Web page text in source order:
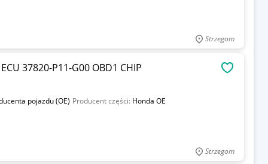
Strzegom
37820-P11-G00 OBD1 CHIP
pojazdu (OE) Producent części: Honda OE
Strzegom